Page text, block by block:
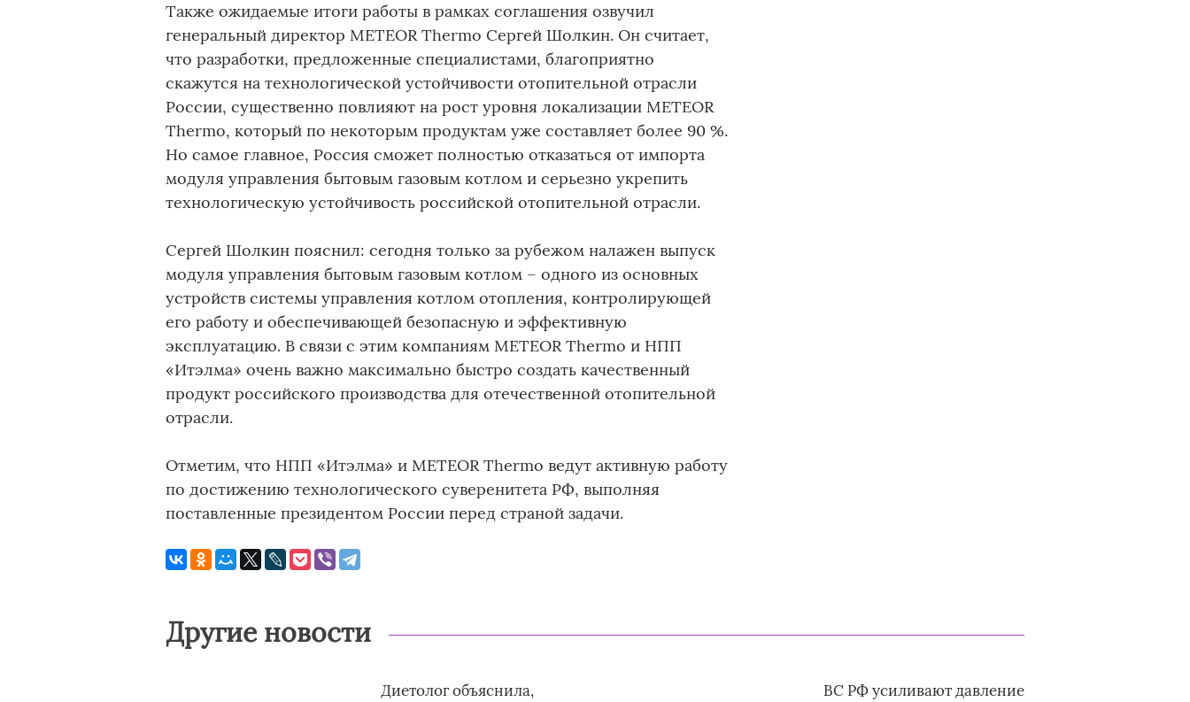
Также ожидаемые итоги работы в рамках соглашения озвучил
генеральный директор METEOR Thermo Сергей Шолкин. Он считает,
что разработки, предложенные специалистами, благоприятно
скажутся на технологической устойчивости отопительной отрасли
России, существенно повлияют на рост уровня локализации METEOR
Thermo, который по некоторым продуктам уже составляет более 90 %.
Но самое главное, Россия сможет полностью отказаться от импорта
модуля управления бытовым газовым котлом и серьезно укрепить
технологическую устойчивость российской отопительной отрасли.
Сергей Шолкин пояснил: сегодня только за рубежом налажен выпуск
модуля управления бытовым газовым котлом – одного из основных
устройств системы управления котлом отопления, контролирующей
его работу и обеспечивающей безопасную и эффективную
эксплуатацию. В связи с этим компаниям METEOR Thermo и НПП
«Итэлма» очень важно максимально быстро создать качественный
продукт российского производства для отечественной отопительной
отрасли.
Отметим, что НПП «Итэлма» и METEOR Thermo ведут активную работу
по достижению технологического суверенитета РФ, выполняя
поставленные президентом России перед страной задачи.
Другие новости
Диетолог объяснила,
ВС РФ усиливают давление